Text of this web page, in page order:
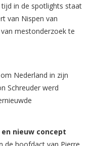
in de spotlights staat
van Nispen van
mestonderzoek te
Nederland in zijn
Schreuder werd
nieuw concept